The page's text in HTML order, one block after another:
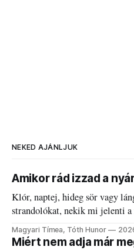
NEKED AJÁNLJUK
Amikor rád izzad a
Klór, naptej, hideg sör vagy
strandolókat, nekik mi jelenti a
kánikulát.
Magyari Tímea, Tóth Hunor
Miért nem adja már